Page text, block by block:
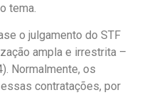
tema.
o julgamento do STF
ampla e irrestrita –
Normalmente, os
contratações, por